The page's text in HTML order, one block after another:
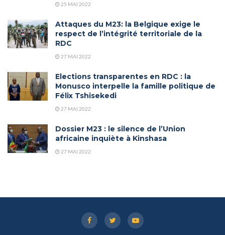
25 MAI 2022
Attaques du M23: la Belgique exige le
respect de l’intégrité territoriale de la
RDC
27 MAI 2022
Elections transparentes en RDC : la
Monusco interpelle la famille politique de
Félix Tshisekedi
27 MAI 2022
Dossier M23 : le silence de l’Union
africaine inquiète à Kinshasa
27 MAI 2022